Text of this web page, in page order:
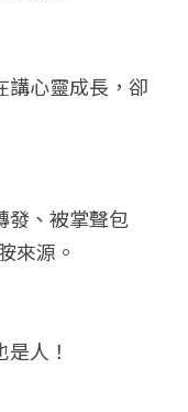
講心靈成長，卻
發、被掌聲包
來源。
人！